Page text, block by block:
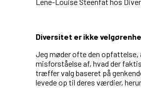
Diversitet er ikke
Jeg møder ofte den opfattelse,
misforståelse af, hvad der
træffer valg baseret på
levede op til deres værdier,